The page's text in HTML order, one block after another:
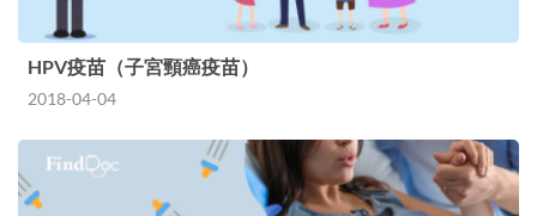
HPV疫苗（子宮頸癌疫苗）
2018-04-04